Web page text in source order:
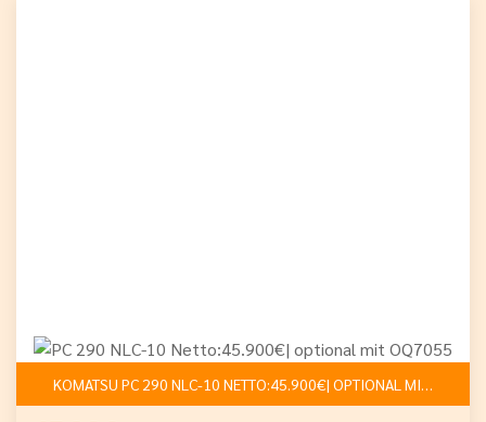
KOMATSU PC 290 NLC-10 NETTO:45.900€| OPTIONAL MIT